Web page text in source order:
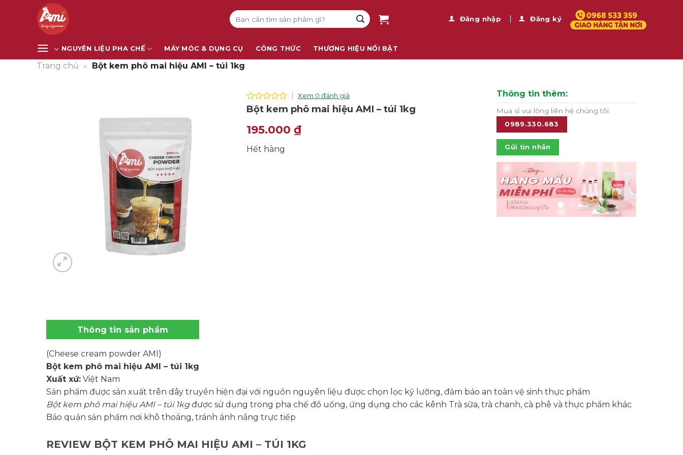
Tìm
kiếm:
Đăng nhập Đăng ký
NGUYÊN LIỆU PHA CHẾ MÁY MÓC & DỤNG CỤ CÔNG THỨC THƯƠNG HIỆU NỔI BẬT
Trang chủ » Bột kem phô mai hiệu AMI – túi 1kg
0
out
5
Xem 0 đánh giá
Bột kem phô mai hiệu AMI – túi 1kg
195.000₫
Hết hàng
Thông tin thêm:
Mua sỉ vui lòng liên hệ chúng tôi:
0989.330.683
Gửi tin nhắn
Thông tin sản phẩm
(Cheese cream powder AMI)
Bột kem phô mai hiệu AMI – túi 1kg
Xuất xứ:Việt Nam
Sản phẩm được sản xuất trên dây truyền hiện đại với nguồn nguyên liệu được chọn lọc kỹ lưỡng, đảm bảo an toàn vệ sinh thực phẩm
Bột kem phô mai hiệu AMI – túi 1kgđược sử dụng trong pha chế đồ uống, ứng dụng cho các kênh Trà sữa, trà chanh, cà phê và thực phẩm khác
Bảo quản sản phẩm nơi khô thoáng, tránh ánh nắng trực tiếp
REVIEW BỘT KEM PHÔ MAI HIỆU AMI – TÚI 1KG